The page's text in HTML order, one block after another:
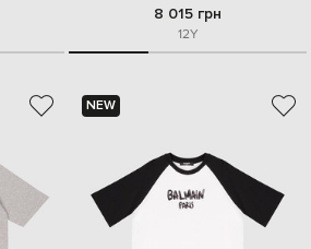
8 015 грн
12Y
NEW